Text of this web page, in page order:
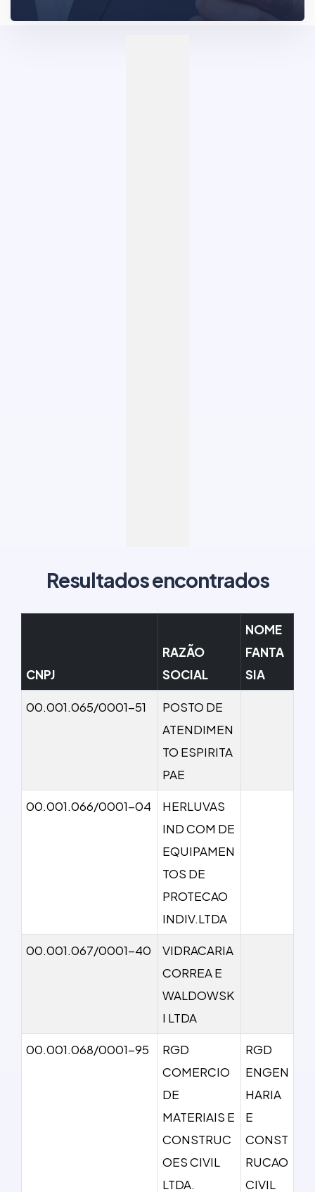
Resultados encontrados
CNPJ
RAZÃO
SOCIAL
NOME
FANTA
SIA
00.001.065/0001-51
POSTO DE
ATENDIMEN
TO ESPIRITA
PAE
00.001.066/0001-04
HERLUVAS
IND COM DE
EQUIPAMEN
TOS DE
PROTECAO
INDIV.LTDA
00.001.067/0001-40
VIDRACARIA
CORREA E
WALDOWSK
I LTDA
00.001.068/0001-95
RGD
COMERCIO
DE
MATERIAIS E
CONSTRUC
OES CIVIL
LTDA.
RGD
ENGEN
HARIA
E
CONST
RUCAO
CIVIL